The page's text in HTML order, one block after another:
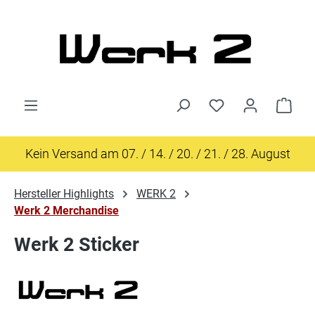
Kein Versand am 07. / 14. / 20. / 21. / 28. August
Hersteller Highlights
WERK 2
Werk 2 Merchandise
Werk 2 Sticker